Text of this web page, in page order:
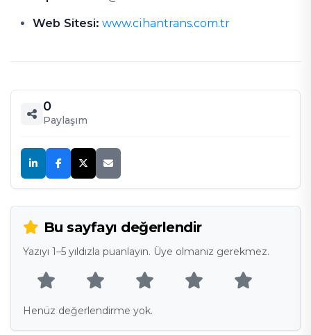
Web Sitesi: www.cihantrans.com.tr
0
Paylaşım
Bu sayfayı değerlendir
Yazıyı 1–5 yıldızla puanlayın. Üye olmanız gerekmez.
Henüz değerlendirme yok.